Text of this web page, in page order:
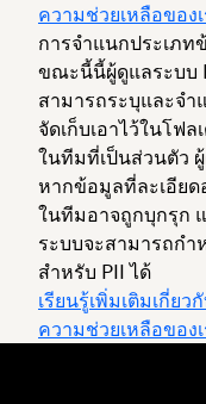
ความช่วยเหลือของ
การจำแนกประเภท
ขณะนี้นี้ผู้ดูแลระบบ
สามารถระบุและจำ
จัดเก็บเอาไว้ในโฟ
ในทีมที่เป็นส่วนตัว
หากข้อมูลที่ละเอียด
ในทีมอาจถูกบุกรุก
ระบบจะสามารถก
สำหรับ PII ได้
เรียนรู้เพิ่มเติมเกี่ย
ความช่วยเหลือของ